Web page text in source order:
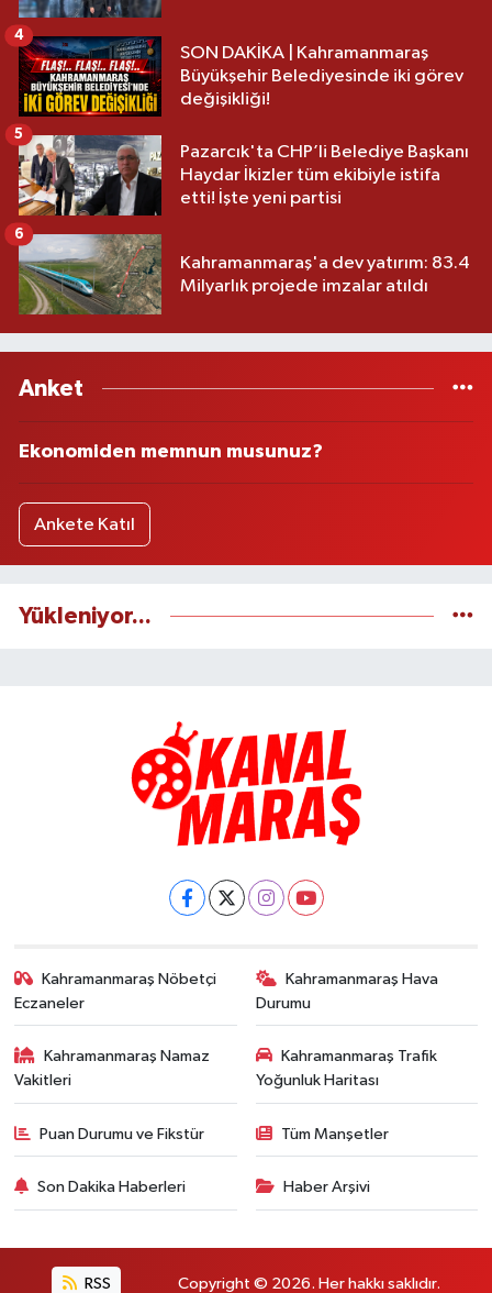
SON DAKİKA | Kahramanmaraş
Büyükşehir Belediyesinde iki görev
değişikliği!
4
Pazarcık'ta CHP’li Belediye Başkanı
Haydar İkizler tüm ekibiyle istifa
etti! İşte yeni partisi
5
Kahramanmaraş'a dev yatırım: 83.4
Milyarlık projede imzalar atıldı
6
Anket
Ekonomiden memnun musunuz?
Ankete Katıl
Yükleniyor...
Kahramanmaraş Nöbetçi
Eczaneler
Kahramanmaraş Hava
Durumu
Kahramanmaraş Namaz
Vakitleri
Kahramanmaraş Trafik
Yoğunluk Haritası
Puan Durumu ve Fikstür Tüm Manşetler
Son Dakika Haberleri Haber Arşivi
RSS Copyright © 2026. Her hakkı saklıdır.